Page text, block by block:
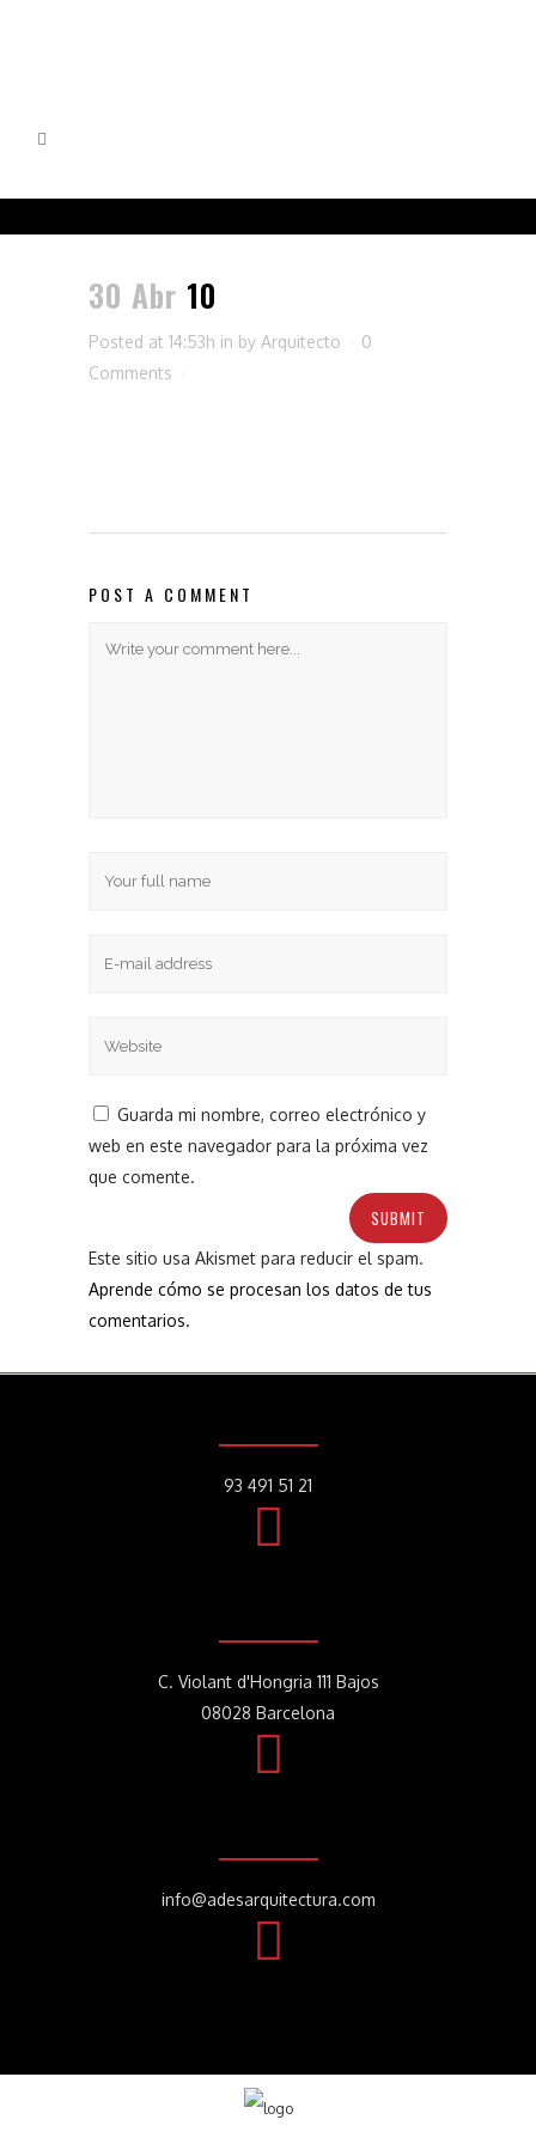
30 Abr 10
Posted at 14:53h in by Arquitecto
0
Comments
POST A COMMENT
Guarda mi nombre, correo electrónico y
web en este navegador para la próxima vez
que comente.
Este sitio usa Akismet para reducir el spam.
Aprende cómo se procesan los datos de tus
comentarios.
93 491 51 21
C. Violant d'Hongria 111 Bajos
08028 Barcelona
info@adesarquitectura.com